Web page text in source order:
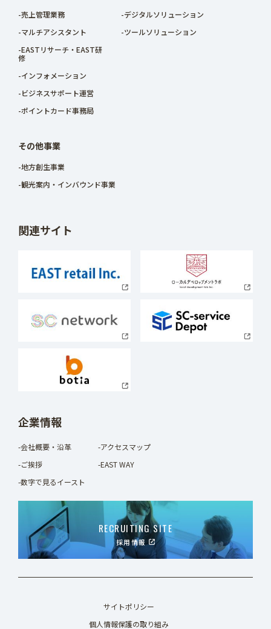
-売上管理業務
-マルチアシスタント
-EASTリサーチ・EAST研
修
-インフォメーション
-ビジネスサポート運営
-ポイントカード事務局
-デジタルソリューション
-ツールソリューション
その他事業
-地方創生事業
-観光案内・インバウンド事業
関連サイト
企業情報
-会社概要・沿革
-アクセスマップ
-ご挨拶
-EAST WAY
-数字で見るイースト
RECRUITING SITE
採用情報
サイトポリシー
個人情報保護の取り組み